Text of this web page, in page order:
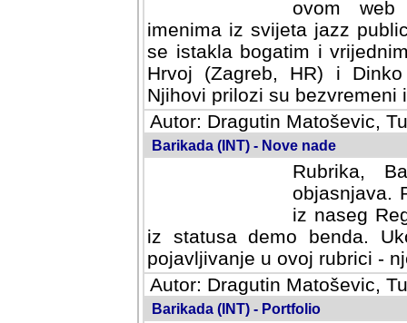
ovom web
imenima iz svijeta jazz
se istakla bogatim i
Hrvoj (Zagreb, HR) i
Njihovi prilozi su bezvremeni
Autor: Dragutin Matoševic,
Barikada (INT) - Nove nade
Rubrika,
objasnjava.
iz naseg
iz statusa demo benda.
pojavljivanje u ovoj rubrici -
Autor: Dragutin Matoševic,
Barikada (INT) - Portfolio